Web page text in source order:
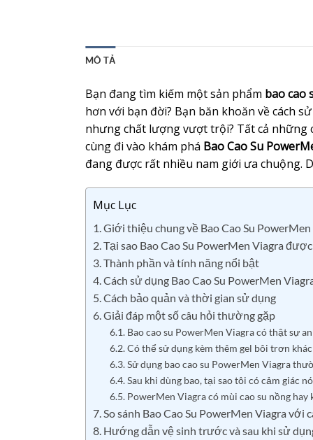
MÔ TẢ
Bạn đang tìm kiếm một sản phẩm bao cao
hơn với bạn đời? Bạn băn khoăn về cách
nhưng chất lượng vượt trội? Tất cả những
cùng đi vào khám phá Bao Cao Su
đang được rất nhiều nam giới ưa chuộng.
Mục Lục
1. Giới thiệu chung về Bao Cao Su
2. Tại sao Bao Cao Su PowerMen Viagra
3. Thành phần và tính năng nổi bật
4. Cách sử dụng Bao Cao Su PowerMen
5. Cách bảo quản và thời gian sử dụng
6. Giải đáp một số câu hỏi thường gặp
6.1. Bao cao su PowerMen Viagra có thật sự
6.2. Có thể sử dụng kèm thêm gel bôi trơn
6.3. Sử dụng bao cao su PowerMen Viagra
6.4. Sau khi dùng bao, tại sao tôi có cảm giác
6.5. PowerMen Viagra có mùi cao su nồng hay
7. So sánh Bao Cao Su PowerMen Viagra với
8. Hướng dẫn vệ sinh trước và sau khi sử